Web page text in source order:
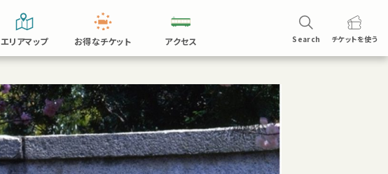
エリアマップ お得なチケット アクセス Search チケットを使う